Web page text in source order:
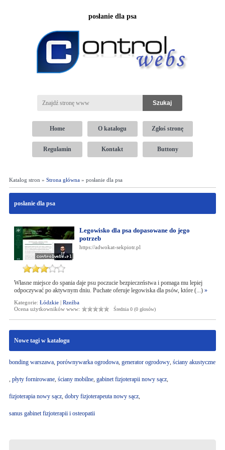
posłanie dla psa
Home O katalogu Zgłoś stronę
Regulamin Kontakt Buttony
Katalog stron » Strona główna» posłanie dla psa
posłanie dla psa
Legowisko dla psa dopasowane do jego
potrzeb
https://adwokat-sekpiotr.pl
Własne miejsce do spania daje psu poczucie bezpieczeństwa i pomaga mu lepiej
odpoczywać po aktywnym dniu. Puchate oferuje legowiska dla psów, które (...) »
Kategorie: Łódzkie| Rzeźba
Ocena użytkowników www:
Średnia 0 (0 głosów)
Nowe tagi w katalogu
bonding warszawa, porównywarka ogrodowa, generator ogrodowy, ściany akustyczne
, płyty fornirowane, ściany mobilne, gabinet fizjoterapii nowy sącz,
fizjoterapia nowy sącz, dobry fizjoterapeuta nowy sącz,
sanus gabinet fizjoterapii i osteopatii